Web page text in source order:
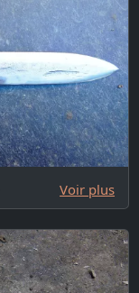
Voir plus